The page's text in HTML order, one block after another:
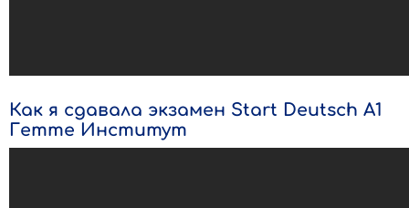
Как я сдавала экзамен Start Deutsch A1
Гетте Институт